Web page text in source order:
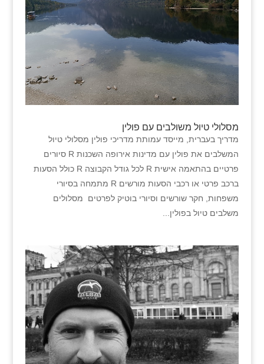
מסלולי טיול משולבים עם פולין
מדריך בעברית, מייסד עמותת מדריכי פולין מסלולי טיול
המשלבים את פולין עם מדינות אירופה השכנות R סיורים
פרטיים בהתאמה אישית R לכל גודל הקבוצה R כולל הסעות
ברכב פרטי או רכבי הסעות מורשים R מתמחה בסיורי
משפחות, חקר שורשים וסיורי בוטיק לפרטים ​​ מסלולים
משלבים טיול בפולין...